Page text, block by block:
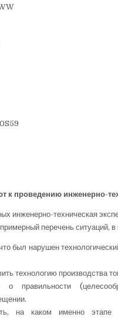
к проведению инженерно-
инженерно-техническая
перечень ситуаций, в
был нарушен
технологию производства
правильности
на каком именно этапе